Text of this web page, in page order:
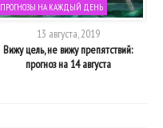
ПРОГНОЗЫ НА КАЖДЫЙ ДЕНЬ
13 августа, 2019
Вижу цель, не вижу препятствий:
прогноз на 14 августа